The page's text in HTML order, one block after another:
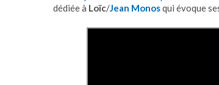
dédiée à Loïc/Jean Monosqui évoque